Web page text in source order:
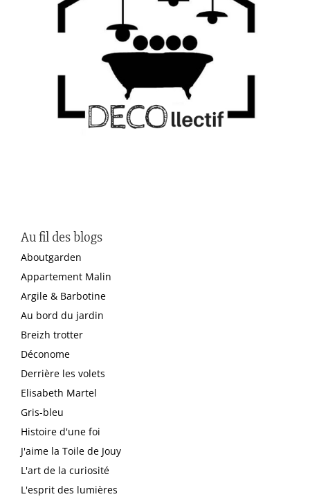
Au fil des blogs
Aboutgarden
Appartement Malin
Argile & Barbotine
Au bord du jardin
Breizh trotter
Déconome
Derrière les volets
Elisabeth Martel
Gris-bleu
Histoire d'une foi
J'aime la Toile de Jouy
L'art de la curiosité
L'esprit des lumières